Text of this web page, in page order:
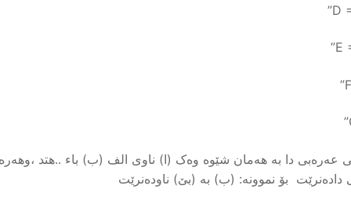
D
E
عەرەبی دا بە هەمان شێوە وەک (ا) ناوی الف (ب) باء ..هتد
دادەنرێت بۆ نموونە: (ب) بە (بێ) ناودەنرێت